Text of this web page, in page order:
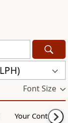
Font Size
Your Content